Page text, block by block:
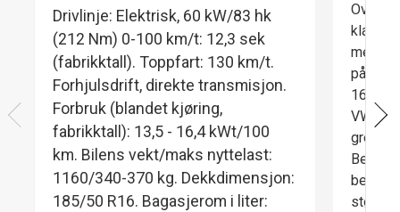
Drivlinje: Elektrisk, 60 kW/83 hk
(212 Nm) 0-100 km/t: 12,3 sek
(fabrikktall). Toppfart: 130 km/t.
Forhjulsdrift, direkte transmisjon.
Forbruk (blandet kjøring,
fabrikktall): 13,5 - 16,4 kWt/100
km. Bilens vekt/maks nyttelast:
1160/340-370 kg. Dekkdimensjon:
185/50 R16. Bagasjerom i liter:
men
på
16-
VW e-
greit til
bedre